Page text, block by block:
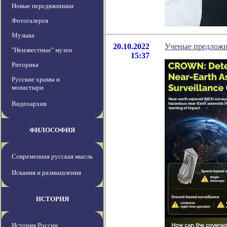
Новые передвжиники
Фотогалерея
Музыка
"Неизвестные" музеи
Риторика
Русские храмы и
монастыри
Видеоархив
ФИЛОСОФИЯ
Современная русская мысль
Искания и размышления
ИСТОРИЯ
История России
20.10.2022
15:37
Ученые